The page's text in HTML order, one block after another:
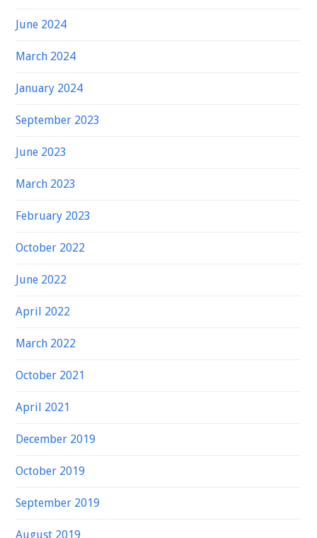
June 2024
March 2024
January 2024
September 2023
June 2023
March 2023
February 2023
October 2022
June 2022
April 2022
March 2022
October 2021
April 2021
December 2019
October 2019
September 2019
August 2019